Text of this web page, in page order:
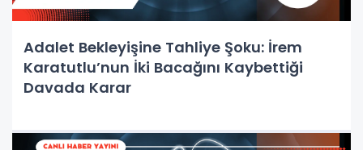
Adalet Bekleyişine Tahliye Şoku: İrem
Karatutlu’nun İki Bacağını Kaybettiği
Davada Karar